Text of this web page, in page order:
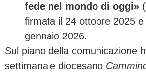
fede nel mondo di oggi»
firmata il 24 ottobre 2025
gennaio 2026.
Sul piano della comunicazione
settimanale diocesano